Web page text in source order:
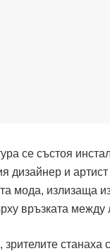
се състоя
дизайнер и
мода, излизаща
връзката между
станаха